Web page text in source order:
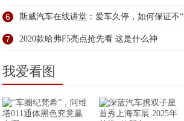
6 斯威汽车在线讲堂：爱车久停，如何保证不“
7 2020款哈弗F5亮点抢先看 这是什么神
我爱看图